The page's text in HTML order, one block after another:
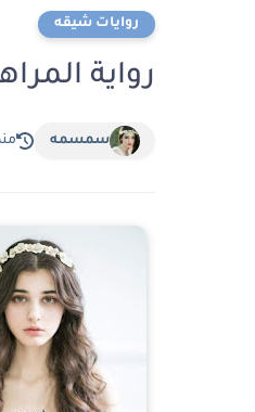
روايات شيقه
رواية المراهقة
سمسمه منذ 3